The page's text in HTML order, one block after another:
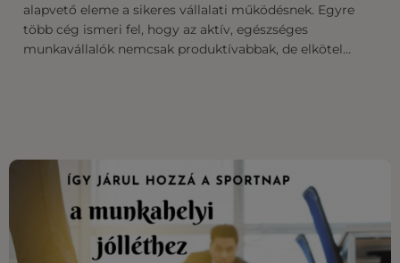
alapvető eleme a sikeres vállalati működésnek. Egyre
több cég ismeri fel, hogy az aktív, egészséges
munkavállalók nemcsak produktívabbak, de elkötel…